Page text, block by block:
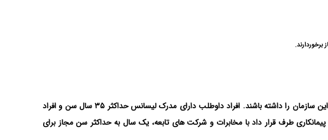
افراد داوطلب برای ثبت نام در آزمون استخدام شرکت مخابرات و مشغول به کار شدن در این شرکت، باید شرایط سنی وضع شده توسط این سازمان را داشته باشند. افراد داوطلب دارای مدرک لیسانس حداکثر ۳۵ سال سن و افراد
شاغل در شرکت های پیمانکاری طرف قرار داد با مخابرات و شرکت های تابعه، یک سال به حداکثر سن مجاز برای